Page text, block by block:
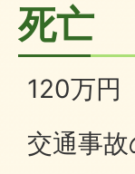
死亡
120万円
交通事